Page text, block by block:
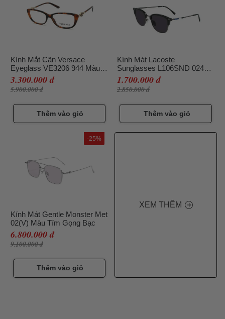
Kính Mắt Cận Versace
Eyeglass VE3206 944 Màu
Nâu Havana
3.300.000 đ
5.900.000 đ
Thêm vào giỏ
Kính Mát Lacoste
Sunglasses L106SND 024
52mm Màu Xám Đậm
THANH LÝ
1.700.000 đ
2.850.000 đ
Thêm vào giỏ
Kính Mát Gentle Monster Met
02(V) Màu Tím Gọng Bạc
6.800.000 đ
9.100.000 đ
-25%
Thêm vào giỏ
XEM THÊM